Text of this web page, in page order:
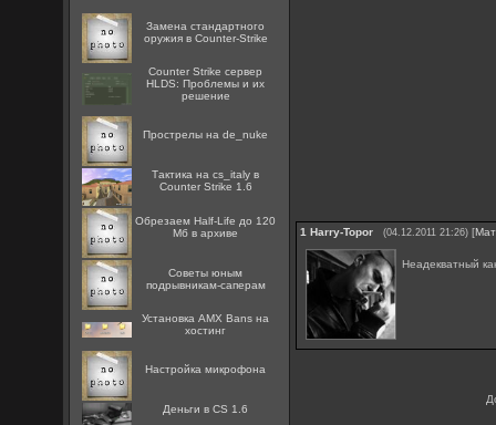
Замена стандартного
оружия в Counter-Strike
Counter Strike сервер
HLDS: Проблемы и их
решение
Прострелы на de_nuke
Тактика на cs_italy в
Counter Strike 1.6
Обрезаем Half-Life до 120
Мб в архиве
Советы юным
подрывникам-саперам
Установка AMX Bans на
хостинг
Настройка микрофона
Деньги в CS 1.6
1 Harry-Topor (04.12.2011 21:26) [
Неадекватный